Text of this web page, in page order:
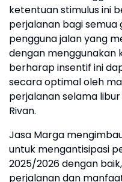
ketentuan stimulus ini
perjalanan bagi
pengguna jalan yang
dengan menggunakan
berharap insentif ini
secara optimal oleh
perjalanan selama
Rivan.
Jasa Marga
untuk mengantisipasi
2025/2026 dengan
perjalanan dan